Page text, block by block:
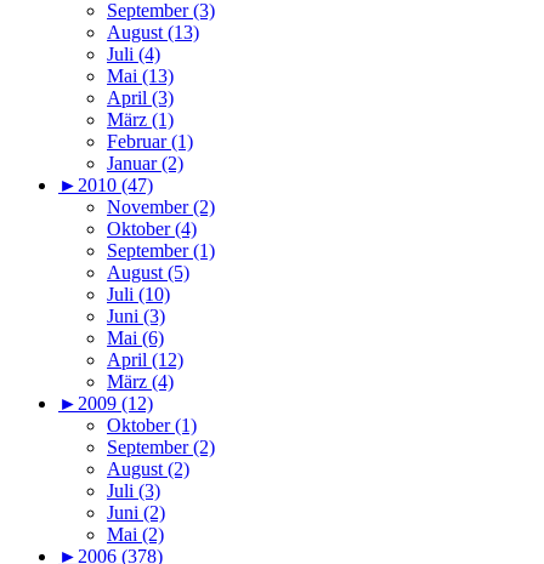
September (3)
August (13)
Juli (4)
Mai (13)
April (3)
März (1)
Februar (1)
Januar (2)
►2010 (47)
November (2)
Oktober (4)
September (1)
August (5)
Juli (10)
Juni (3)
Mai (6)
April (12)
März (4)
►2009 (12)
Oktober (1)
September (2)
August (2)
Juli (3)
Juni (2)
Mai (2)
►2006 (378)